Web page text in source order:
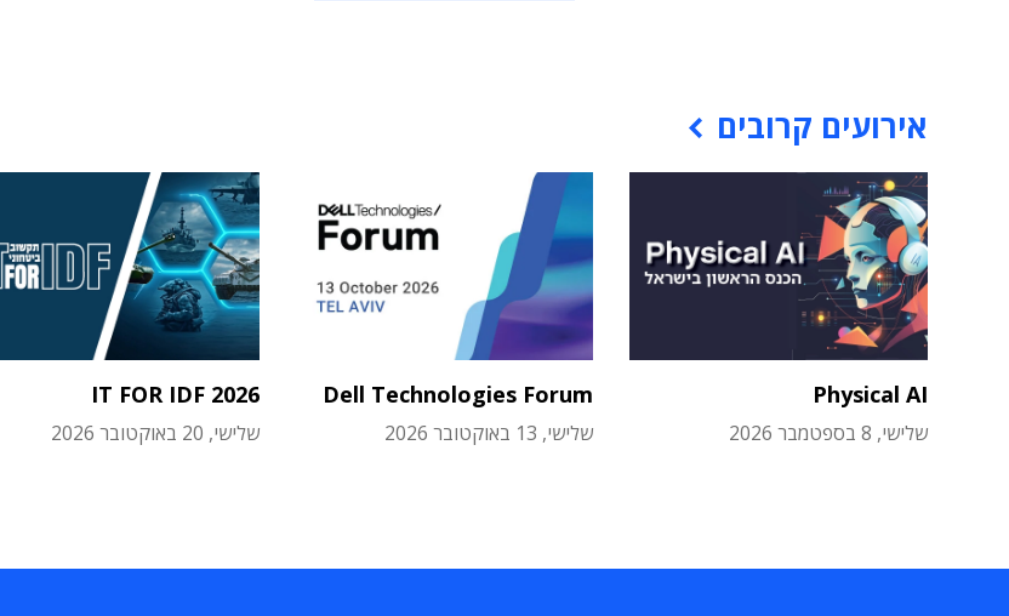
אירועים קרובים
Physical AI
שלישי, 8 בספטמבר 2026
Dell Technologies Forum
שלישי, 13 באוקטובר 2026
IT FOR IDF 2026
שלישי, 20 באוקטובר 2026